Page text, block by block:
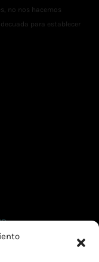
no nos hacemos
para establecer